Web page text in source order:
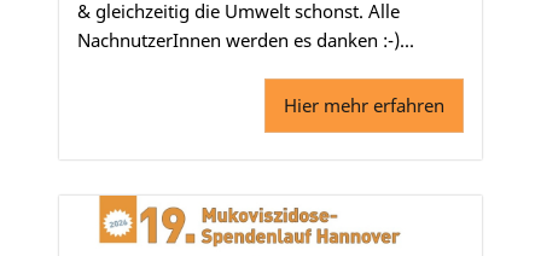
& gleichzeitig die Umwelt schonst. Alle
NachnutzerInnen werden es danken :-)...
Hier mehr erfahren